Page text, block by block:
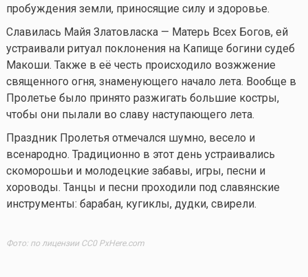
пробуждения земли, приносящие силу и здоровье.
Славилась Майя Златовласка — Матерь Всех Богов, ей
устраивали ритуал поклонения на Капище богини судеб
Макоши. Также в её честь происходило возжжение
священного огня, знаменующего начало лета. Вообще в
Пролетье было принято разжигать большие костры,
чтобы они пылали во славу наступающего лета.
Праздник Пролетья отмечался шумно, весело и
всенародно. Традиционно в этот день устраивались
скоморошьи и молодецкие забавы, игры, песни и
хороводы. Танцы и песни проходили под славянские
инструменты: барабан, кугиклы, дудки, свирели.
Фото: по лицензии CC0 PxHere.com